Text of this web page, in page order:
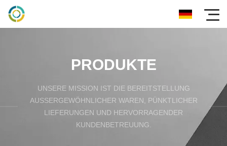
PRODUKTE
UNSERE MISSION IST DIE BEREITSTELLUNG
AUSSERGEWÖHNLICHER WAREN, PÜNKTLICHER L
IEFERUNGEN UND HERVORRAGENDER K
UNDENBETREUUNG.